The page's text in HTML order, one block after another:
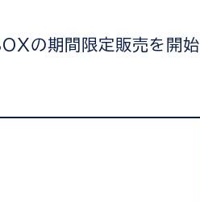
の期間限定販売を開始